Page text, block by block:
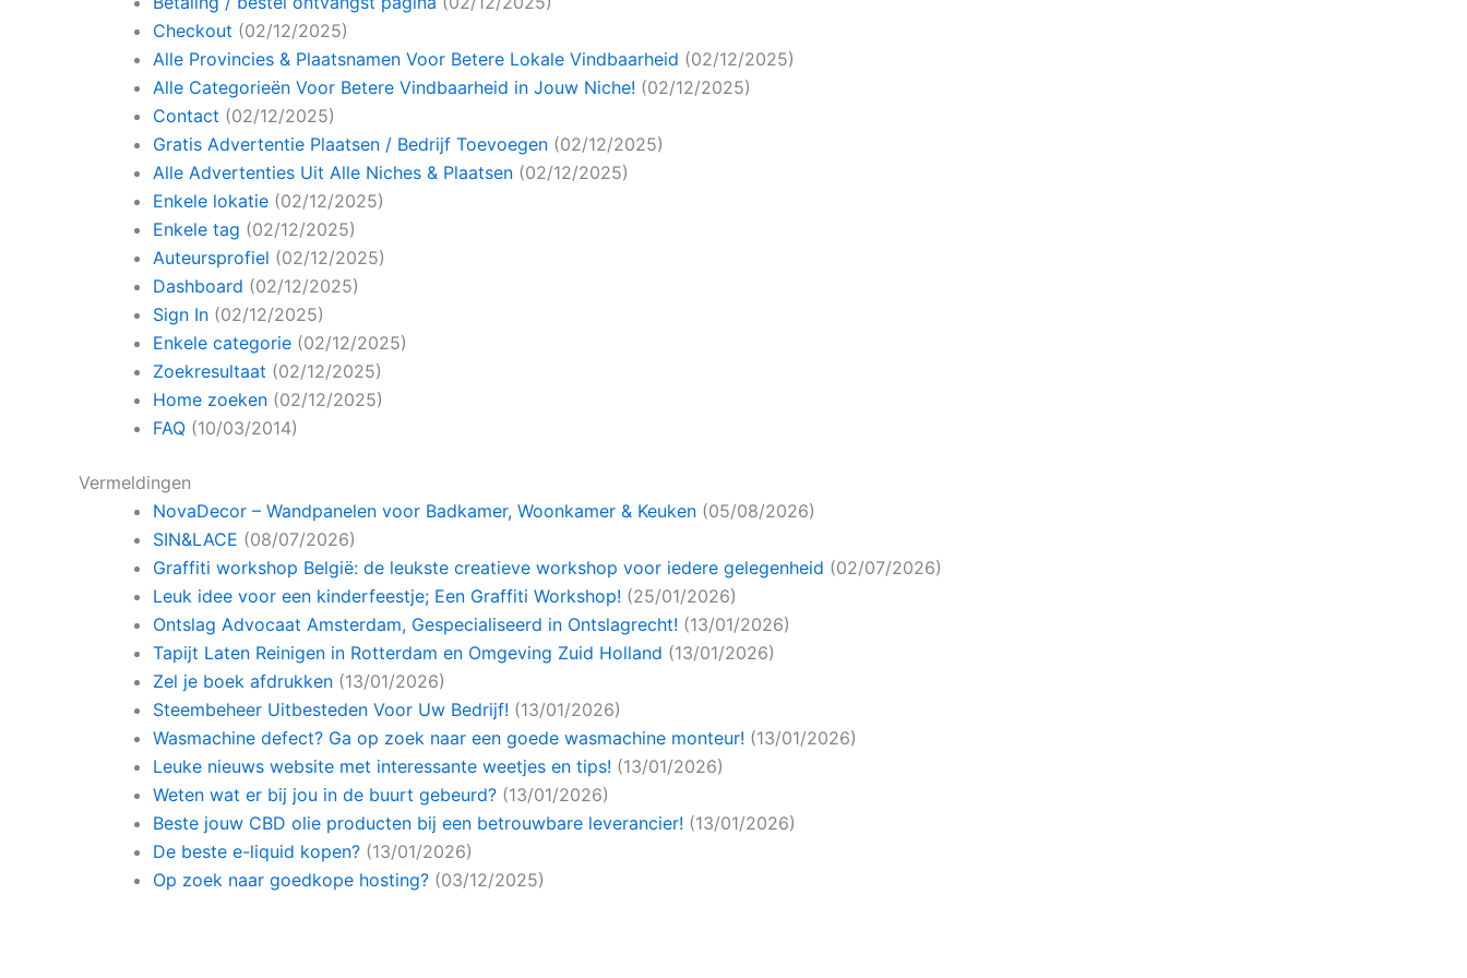
Checkout (02/12/2025)
Alle Provincies & Plaatsnamen Voor Betere Lokale Vindbaarheid (02/12/2025)
Alle Categorieën Voor Betere Vindbaarheid in Jouw Niche! (02/12/2025)
Contact (02/12/2025)
Gratis Advertentie Plaatsen / Bedrijf Toevoegen (02/12/2025)
Alle Advertenties Uit Alle Niches & Plaatsen (02/12/2025)
Enkele lokatie (02/12/2025)
Enkele tag (02/12/2025)
Auteursprofiel (02/12/2025)
Dashboard (02/12/2025)
Sign In (02/12/2025)
Enkele categorie (02/12/2025)
Zoekresultaat (02/12/2025)
Home zoeken (02/12/2025)
FAQ (10/03/2014)
Vermeldingen
NovaDecor – Wandpanelen voor Badkamer, Woonkamer & Keuken (05/08/2026)
SIN&LACE (08/07/2026)
Graffiti workshop België: de leukste creatieve workshop voor iedere gelegenheid (02/07/2026)
Leuk idee voor een kinderfeestje; Een Graffiti Workshop! (25/01/2026)
Ontslag Advocaat Amsterdam, Gespecialiseerd in Ontslagrecht! (13/01/2026)
Tapijt Laten Reinigen in Rotterdam en Omgeving Zuid Holland (13/01/2026)
Zel je boek afdrukken (13/01/2026)
Steembeheer Uitbesteden Voor Uw Bedrijf! (13/01/2026)
Wasmachine defect? Ga op zoek naar een goede wasmachine monteur! (13/01/2026)
Leuke nieuws website met interessante weetjes en tips! (13/01/2026)
Weten wat er bij jou in de buurt gebeurd? (13/01/2026)
Beste jouw CBD olie producten bij een betrouwbare leverancier! (13/01/2026)
De beste e-liquid kopen? (13/01/2026)
Op zoek naar goedkope hosting? (03/12/2025)